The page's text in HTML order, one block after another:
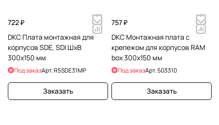
722 ₽
DKC Плата монтажная для
корпусов SDE, SDI ШхВ
300x150 мм
Под заказАрт.R5SDE31MP
Заказать
757 ₽
DKC Монтажная плата с
крепежом для корпусов RAM
box 300х150 мм
Под заказАрт.503310
Заказать